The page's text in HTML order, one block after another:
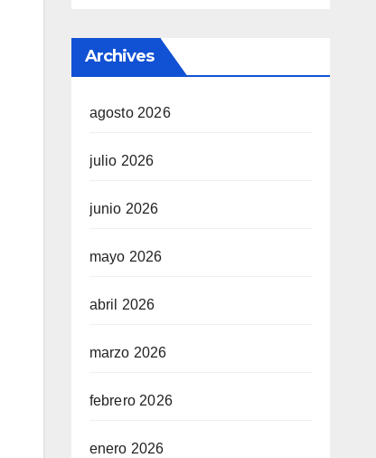
Archives
agosto 2026
julio 2026
junio 2026
mayo 2026
abril 2026
marzo 2026
febrero 2026
enero 2026